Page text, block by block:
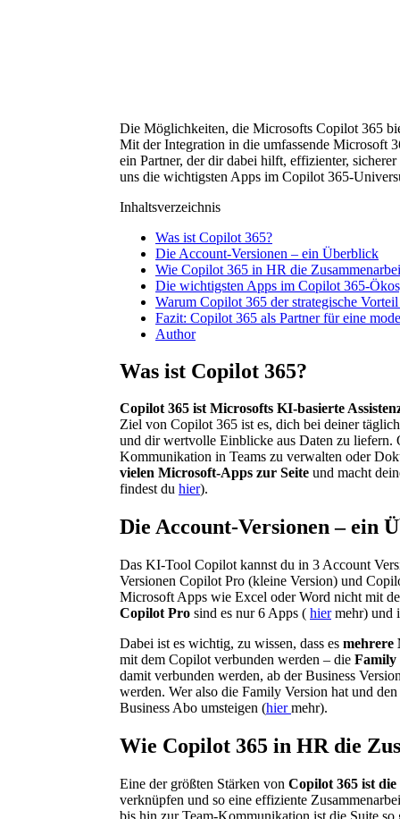
Die Möglichkeiten, die Microsofts Copilot 365
Mit der Integration in die umfassende Microsoft
ein Partner, der dir dabei hilft, effizienter,
uns die wichtigsten Apps im Copilot 365-
Inhaltsverzeichnis
Was ist Copilot 365?
Die Account-Versionen – ein Überblick
Wie Copilot 365 in HR die
Die wichtigsten Apps im Copilot 365-
Warum Copilot 365 der strategische
Fazit: Copilot 365 als Partner für eine
Author
Was ist Copilot 365?
Copilot 365 ist Microsofts KI-basierte
Ziel von Copilot 365 ist es, dich bei deiner
und dir wertvolle Einblicke aus Daten zu liefern.
Kommunikation in Teams zu verwalten oder
vielen Microsoft-Apps zur Seite und macht
findest du hier).
Die Account-Versionen – ein
Das KI-Tool Copilot kannst du in 3 Account
Versionen Copilot Pro (kleine Version) und
Microsoft Apps wie Excel oder Word nicht mit
Copilot Pro sind es nur 6 Apps ( hiermehr) und
Dabei ist es wichtig, zu wissen, dass es mehrere
mit dem Copilot verbunden werden – die Family
damit verbunden werden, ab der Business
werden. Wer also die Family Version hat und
Business Abo umsteigen (hiermehr).
Wie Copilot 365 in HR die
Eine der größten Stärken von Copilot 365 ist
verknüpfen und so eine effiziente
bis hin zur Team-Kommunikation ist die Suite so